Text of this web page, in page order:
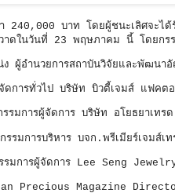
า 240,000 บาท โดยผู้ชนะเลิศจะ
วาดในวันที่ 23 พฤษภาคม นี้ โดยกร
อำนวยการสถาบันวิจัยและพัฒนาอั
การทั่วไป บริษัท บิวตี้เจมส์ แฟคต
การผู้จัดการ บริษัท อโยธยาเทร
การบริหาร บจก.พรีเมียร์เจมส์เท
มการผู้จัดการ Lee Seng
Precious Magazine